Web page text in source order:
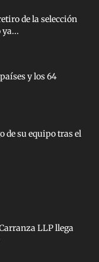
de la selección
y los 64
de su equipo tras el
LLP llega